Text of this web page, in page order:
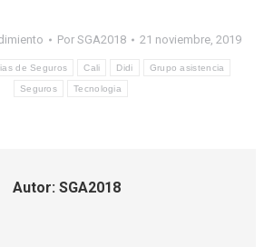
Por SGA2018 21 noviembre, 2019
de Seguros Cali Didi Grupo asistencia
Seguros Tecnologia
Autor: SGA2018